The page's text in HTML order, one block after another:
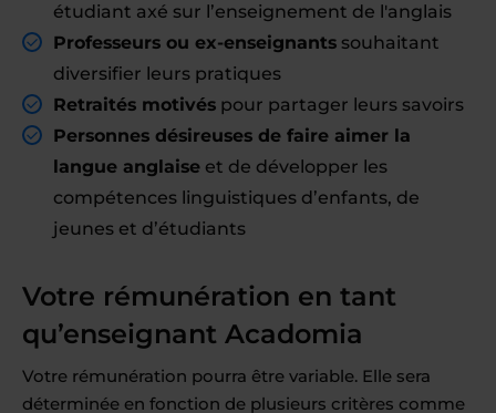
étudiant axé sur l’enseignement de l'anglais
Professeurs ou ex-enseignants souhaitant
diversifier leurs pratiques
Retraités motivés pour partager leurs savoirs
Personnes désireuses de faire aimer la
langue anglaise et de développer les
compétences linguistiques d’enfants, de
jeunes et d’étudiants
Votre rémunération en tant
qu’enseignant Acadomia
Votre rémunération pourra être variable. Elle sera
déterminée en fonction de plusieurs critères comme